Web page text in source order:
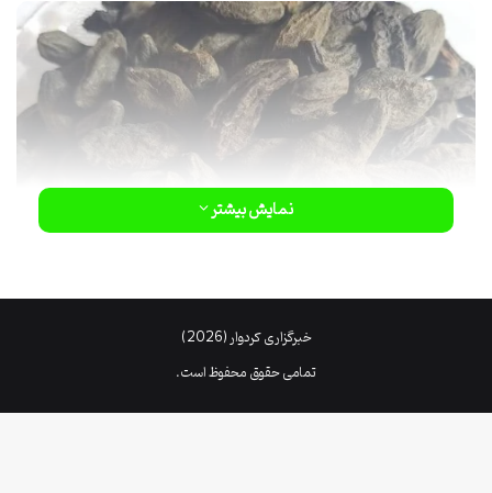
نمایش بیشتر
خبرگزاری کردوار (2026)
تمامی حقوق محفوظ است.